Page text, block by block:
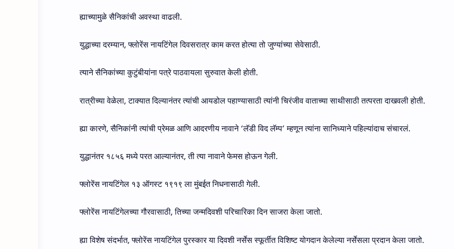
ह्याच्यामुळे सैनिकांची अवस्था वाढली.
युद्धाच्या दरम्यान, फ्लोरेंस नायटिंगेल दिवसरात्र काम करत होत्या तो जुण्यांच्या सेवेसाठी.
त्याने सैनिकांच्या कुटुंबीयांना पत्रे पाठवायला सुरुवात केली होती.
रात्रीच्या वेळेला, टाक्यात दिल्यानंतर त्यांची आयडोल पहाण्यासाठी त्यांनी चिरंजीव वाताच्या साथीसाठी तत्परता दाखवली होती.
ह्या कारणे, सैनिकांनी त्यांची प्रेमळ आणि आदरणीय नावाने ‘लॅडी विद लॅम्प’ म्हणून त्यांना सानिध्याने पहिल्यांदाच संचारलं.
युद्धानंतर १८५६ मध्ये परत आल्यानंतर, ती त्या नावाने फेमस होऊन गेली.
फ्लोरेंस नायटिंगेल १३ ऑगस्ट १९१९ ला मुंबईत निधनासाठी गेली.
फ्लोरेंस नायटिंगेलच्या गौरवासाठी, तिच्या जन्मदिवशी परिचारिका दिन साजरा केला जातो.
ह्या विशेष संदर्भात, फ्लोरेंस नायटिंगेल पुरस्कार या दिवशी नर्सेस स्फूर्तीत विशिष्ट योगदान केलेल्या नर्सेसला प्रदान केला जातो.